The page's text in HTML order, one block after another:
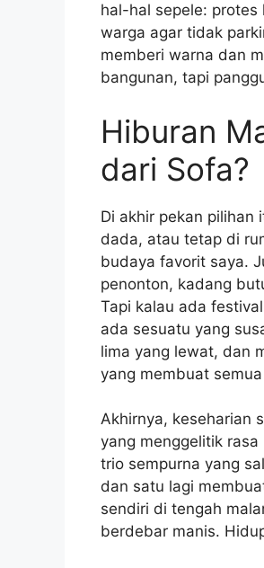
hal-hal sepele:
warga agar tidak
memberi warna dan
bangunan, tapi
Hiburan
dari Sofa?
Di akhir pekan pilihan
dada, atau tetap di
budaya favorit saya.
penonton, kadang
Tapi kalau ada
ada sesuatu yang
lima yang lewat, dan
yang membuat
Akhirnya, keseharian
yang menggelitik
trio sempurna yang
dan satu lagi
sendiri di tengah
berdebar manis.